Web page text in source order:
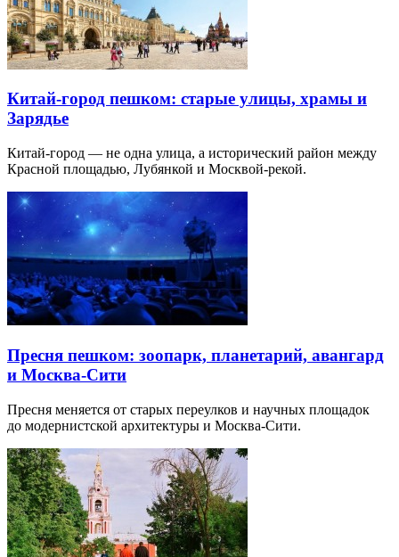
Китай-город пешком: старые улицы, храмы и
Зарядье
Китай-город — не одна улица, а исторический район между
Красной площадью, Лубянкой и Москвой-рекой.
Пресня пешком: зоопарк, планетарий, авангард
и Москва-Сити
Пресня меняется от старых переулков и научных площадок
до модернистской архитектуры и Москва-Сити.